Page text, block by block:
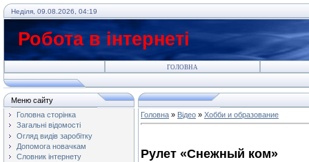
Неділя, 09.08.2026, 04:19
Робота в інтернеті
ГОЛОВНА
Меню сайту
Головна сторінка
Загальні відомості
Огляд видів заробітку
Допомога новачкам
Словник інтернету
Головна » Відео » Хобби и образование
Рулет «Снежный ком»